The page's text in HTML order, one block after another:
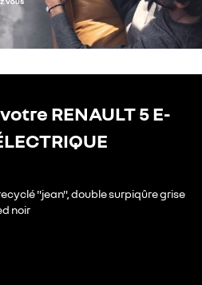
RENAULT 5 E-
"jean", double surpiqûre grise
noir